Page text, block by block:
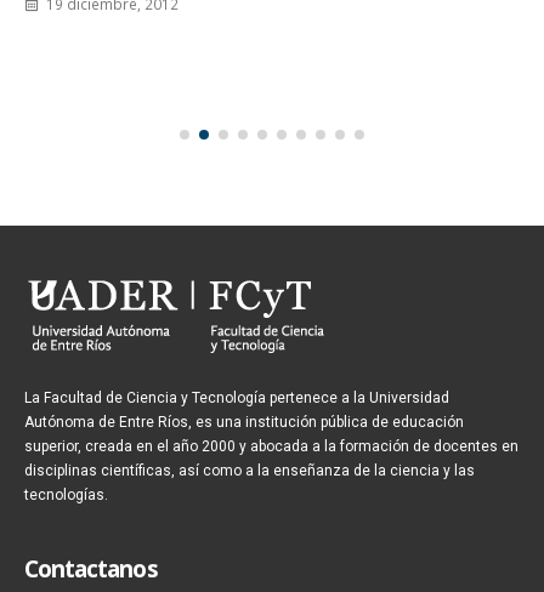
La Facultad de Ciencia y Tecnología pertenece a la Universidad
Autónoma de Entre Ríos, es una institución pública de educación
superior, creada en el año 2000 y abocada a la formación de docentes en
disciplinas científicas, así como a la enseñanza de la ciencia y las
tecnologías.
Contactanos